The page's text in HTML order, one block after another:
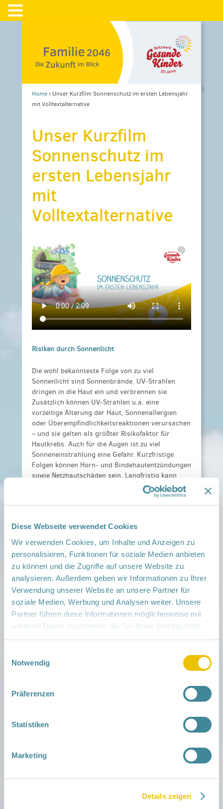
Diese Webseite verwendet Cookies
Wir verwenden Cookies, um Inhalte und Anzeigen zu
personalisieren, Funktionen für soziale Medien anbieten
zu können und die Zugriffe auf unsere Website zu
analysieren. Außerdem geben wir Informationen zu Ihrer
Verwendung unserer Website an unsere Partner für
soziale Medien, Werbung und Analysen weiter. Unsere
Partner führen diese Informationen möglicherweise mit
weiteren Daten zusammen, die Sie ihnen bereitgestellt
Notwendig
Präferenzen
Statistiken
Marketing
Details zeigen
Home› Unser Kurzfilm Sonnenschutz im ersten Lebensjahr
mit Volltextalternative
Unser Kurzfilm
Sonnenschutz im
ersten Lebensjahr
mit
Volltextalternative
Risiken durch Sonnenlicht
Die wohl bekannteste Folge von zu viel
Sonnenlicht sind Sonnenbrände. UV-Strahlen
dringen in die Haut ein und verbrennen sie.
Zusätzlich können UV-Strahlen u.a. eine
vorzeitige Alterung der Haut, Sonnenallergien
oder Überempfindlichkeitsreaktionen verursachen
– und sie gelten als größter Risikofaktor für
Hautkrebs. Auch für die Augen ist zu viel
Sonneneinstrahlung eine Gefahr. Kurzfristige
Folgen können Horn- und Bindehautentzündungen
sowie Netzhautschäden sein. Langfristig kann
sich die Linse trüben. Besonders für Säuglinge
und Kleinkinder ist Sonnenstrahlung gefährlich.
Ihre Haut ist noch nicht vollständig entwickelt
Auch die Reparaturfähigkeit ist noch
eingeschränkt.
Babys vor der Sonne schützen
Der beste Schutz für Säuglinge von bis zu einem
Jahr lautet:Kein direkter Sonnenkontakt.
Beim Aufenthalt im Freien deshalb immer
Schattensuchen – z.B. unter Bäumen – oder
Schirm und Nackenschutz, Kleidung mit langen
Es gibt auch Kleidung, die besonderen UV-Schutz
bietet. Nicht zu empfehlen im ersten Lebensjahr
Auch nicht, wenn das Kind friedlich schläft und
wollen. Unter Sonneneinstrahlung steigt die
Temperatur im Auto schnell an. Gerade Babys